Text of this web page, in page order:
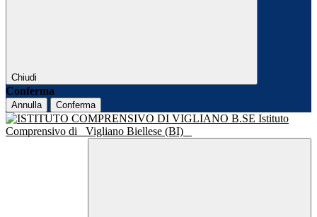
Chiudi
Conferma
Annulla Conferma
Istituto
Comprensivo di
Vigliano Biellese (BI)